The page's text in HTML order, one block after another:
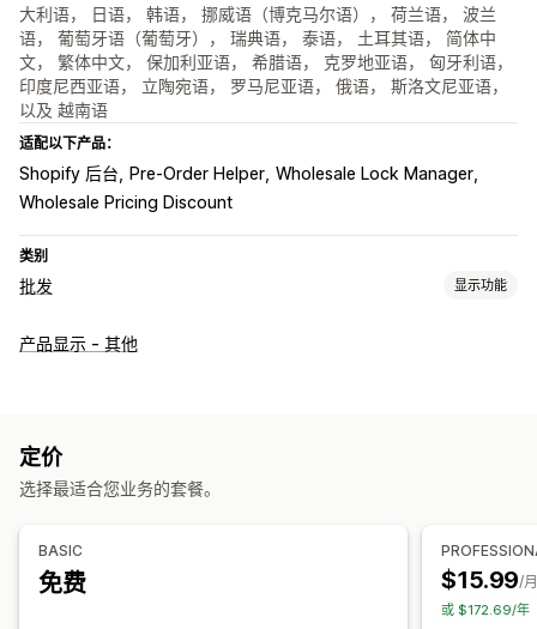
大利语， 日语， 韩语， 挪威语（博克马尔语）， 荷兰语， 波兰
语， 葡萄牙语（葡萄牙）， 瑞典语， 泰语， 土耳其语， 简体中
文， 繁体中文， 保加利亚语， 希腊语， 克罗地亚语， 匈牙利语，
印度尼西亚语， 立陶宛语， 罗马尼亚语， 俄语， 斯洛文尼亚语，
以及 越南语
适配以下产品：
Shopify 后台 Pre-Order Helper Wholesale Lock Manager
Wholesale Pricing Discount
类别
批发 显示功能
定价选项
订单表单
导入和导出
产品显示 - 其他
定价
选择最适合您业务的套餐。
BASIC
免费 $15.99/
或 $172.69/年